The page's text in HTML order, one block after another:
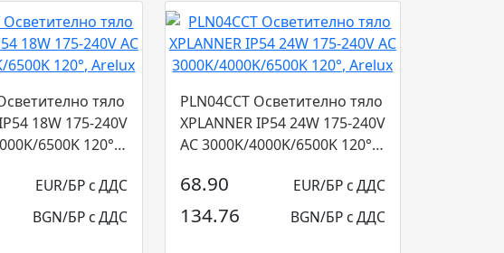
тяло
18W 175-240V
6500K 120°,
EUR/БР с ДДС
BGN/БР с ДДС
PLN04CCT Осветително тяло
XPLANNER IP54 24W 175-240V
AC 3000K/4000K/6500K 120°,
68.90 EUR/БР с ДДС
134.76 BGN/БР с ДДС